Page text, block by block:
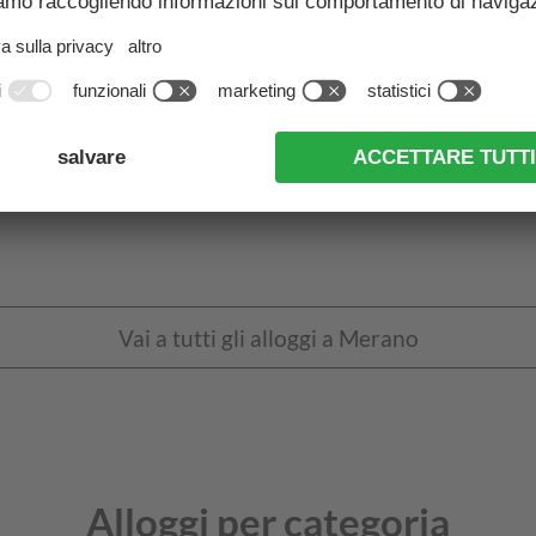
sono gli alloggi più
a Merano, in Italia?
Vai a tutti gli alloggi a Merano
Alloggi per categoria